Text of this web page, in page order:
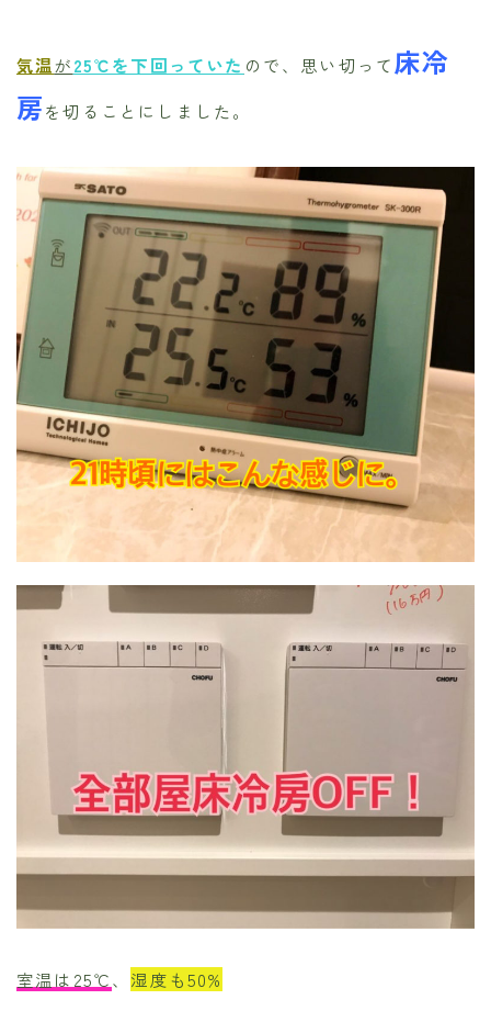
気温が25℃を下回っていた ので、思い切って 床冷
房を切ることにしました。
室温は25℃、 湿度も50%